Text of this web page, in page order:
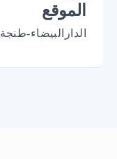
الموقع
الدارالبيضاء-طنجة